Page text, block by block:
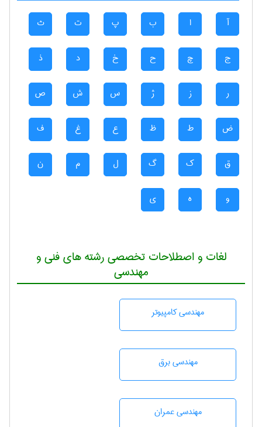
آ ا ب پ ت ث
ج چ ح خ د ذ
ر ز ژ س ش ص
ض ط ظ ع غ ف
ق ک گ ل م ن
و ه ی
لغات و اصطلاحات تخصصی رشته های فنی و
مهندسی
مهندسی كامپيوتر
مهندسی برق
مهندسی عمران